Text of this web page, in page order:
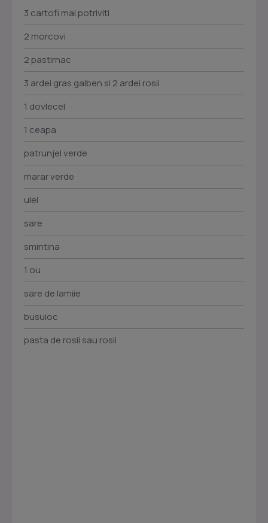
3 cartofi mai potriviti
2 morcovi
2 pastirnac
3 ardei gras galben si 2 ardei rosii
1 dovlecel
1 ceapa
patrunjel verde
marar verde
ulei
sare
smintina
1 ou
sare de lamiie
busuioc
pasta de rosii sau rosii